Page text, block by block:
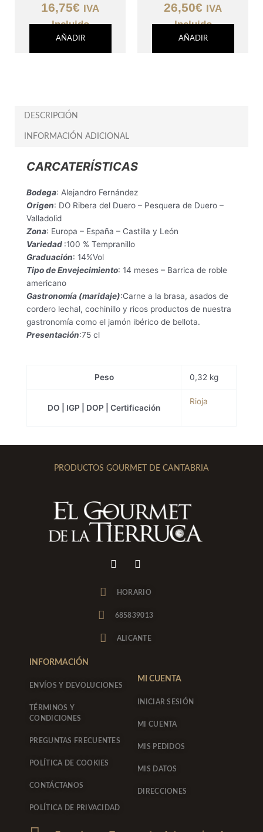
16,75€ IVA
Incluido
AÑADIR
26,50€ IVA
Incluido
AÑADIR
DESCRIPCIÓN
INFORMACIÓN ADICIONAL
CARCATERÍSTICAS
Bodega: Alejandro Fernández
Origen: DO Ribera del Duero – Pesquera de Duero –
Valladolid
Zona: Europa – España – Castilla y León
Variedad :100 % Tempranillo
Graduación: 14%Vol
Tipo de Envejecimiento: 14 meses – Barrica de roble
americano
Gastronomía (maridaje):Carne a la brasa, asados de
cordero lechal, cochinillo y ricos productos de nuestra
gastronomía como el jamón ibérico de bellota.
Presentación:75 cl
Peso 0,32 kg
DO | IGP | DOP | Certificación
Rioja
PRODUCTOS GOURMET DE CANTABRIA
I
n
g
r
m
F
a
e
o
o
k
-
HORARIO
685839013
ALICANTE
INFORMACIÓN
ENVÍOS Y DEVOLUCIONES
TÉRMINOS Y
CONDICIONES
PREGUNTAS FRECUENTES
POLÍTICA DE COOKIES
CONTÁCTANOS
POLÍTICA DE PRIVACIDAD
MI CUENTA
INICIAR SESIÓN
MI CUENTA
MIS PEDIDOS
MIS DATOS
DIRECCIONES